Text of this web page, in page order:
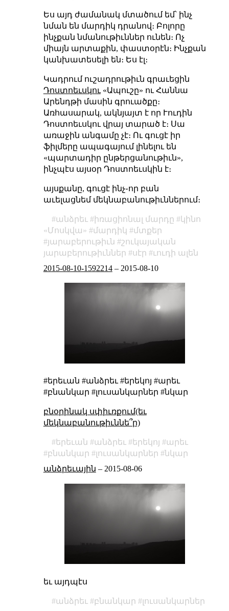
Ես այդ ժամանակ մտածում եմ՝ ինչ
նման են մարդիկ դրանով։ Բոլորը
ինչքան նմանութիւններ ունեն։ Ոչ
միայն արտաքին, փաստօրէն։ Ինչքան
կանխատեսելի են։ Ես էլ։
Կադրում ուշադրութիւն գրաւեցին
Դոստոեւսկու«Ապուշը» ու Հաննա
Արենդթի մասին գրուածքը։
Առհասարակ, ակնյայտ է որ Ւուդին
Դոստոեւսկու վրայ տարած է։ Սա
առաջին անգամը չէ։ Ու գուցէ իր
ֆիլմերը ապագայում լինելու են
«պարտադիր ընթերցանութիւն»,
ինչպէս այսօր Դոստոեւսկին է։
այսքանը, գուցէ ինչ֊որ բան
աւելացնեմ մեկնաբանութիւններում։
անձրեւ իռացիոնալ մարդը
կինո
«Մոսկվա»
մարդիկ
մտքեր
յարաբերութիւն
շուկայական
յարաբերութիւններ
սէր
ւուդի ալեն
2015-08-10-1592214– 2015-08-10
#երեւան #անձրեւ #երեկոյ #արեւ
#բնանկար #լուսանկարներ #նկար
բնօրինակ սփիւռքում(եւ
մեկնաբանութիւննե՞ր)
երեւան անձրեւ երեկոյ
արեւ
բնանկար
լուսանկարներ
նկար
անձրեւային – 2015-08-06
եւ այդպէս
անձրեւ բնանկար
լուսանկարներ